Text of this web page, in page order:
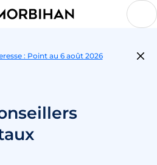
: Point au 6 août 2026